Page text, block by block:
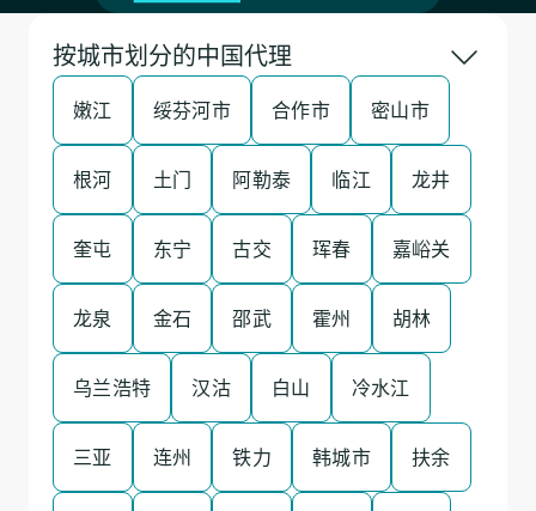
按城市划分的中国代理
嫩江 绥芬河市 合作市 密山市
根河 土门 阿勒泰 临江 龙井
奎屯 东宁 古交 珲春 嘉峪关
龙泉 金石 邵武 霍州 胡林
乌兰浩特 汉沽 白山 冷水江
三亚 连州 铁力 韩城市 扶余